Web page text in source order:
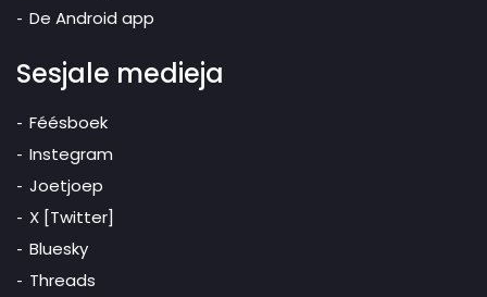
De Android app
Sesjale medieja
Féésboek
Instegram
Joetjoep
X [Twitter]
Bluesky
Threads